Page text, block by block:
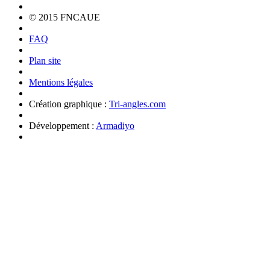
© 2015 FNCAUE
FAQ
Plan site
Mentions légales
Création graphique : Tri-angles.com
Développement : Armadiyo